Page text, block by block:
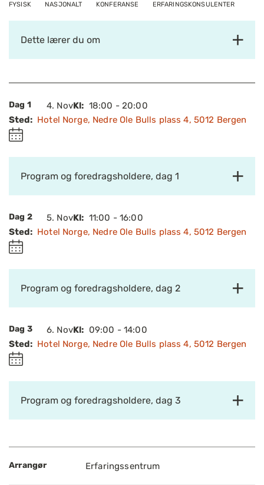
FYSISK NASJONALT KONFERANSE ERFARINGSKONSULENTER
Dette lærer du om
Dag 1 4. NovKl: 18:00 - 20:00
Sted: Hotel Norge, Nedre Ole Bulls plass 4, 5012 Bergen
Program og foredragsholdere, dag 1
Dag 2 5. NovKl: 11:00 - 16:00
Sted: Hotel Norge, Nedre Ole Bulls plass 4, 5012 Bergen
Program og foredragsholdere, dag 2
Dag 3 6. NovKl: 09:00 - 14:00
Sted: Hotel Norge, Nedre Ole Bulls plass 4, 5012 Bergen
Program og foredragsholdere, dag 3
Arrangør Erfaringssentrum